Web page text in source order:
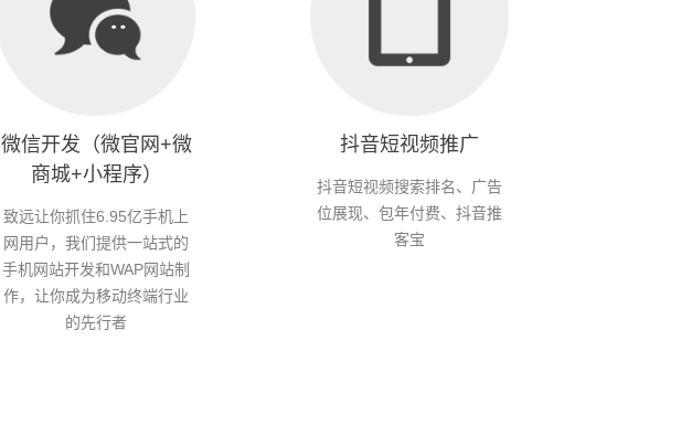
微信开发（微官网+微
商城+小程序）
致远让你抓住6.95亿手机上
网用户，我们提供一站式的
手机网站开发和WAP网站制
作，让你成为移动终端行业
的先行者
抖音短视频推广
抖音短视频搜索排名、广告
位展现、包年付费、抖音推
客宝